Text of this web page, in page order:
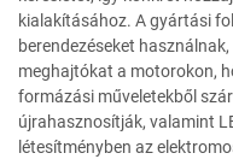
kialakításához. A gyártási
berendezéseket
meghajtókat a motorokon,
formázási műveletekből
újrahasznosítják, valamint
létesítményben az